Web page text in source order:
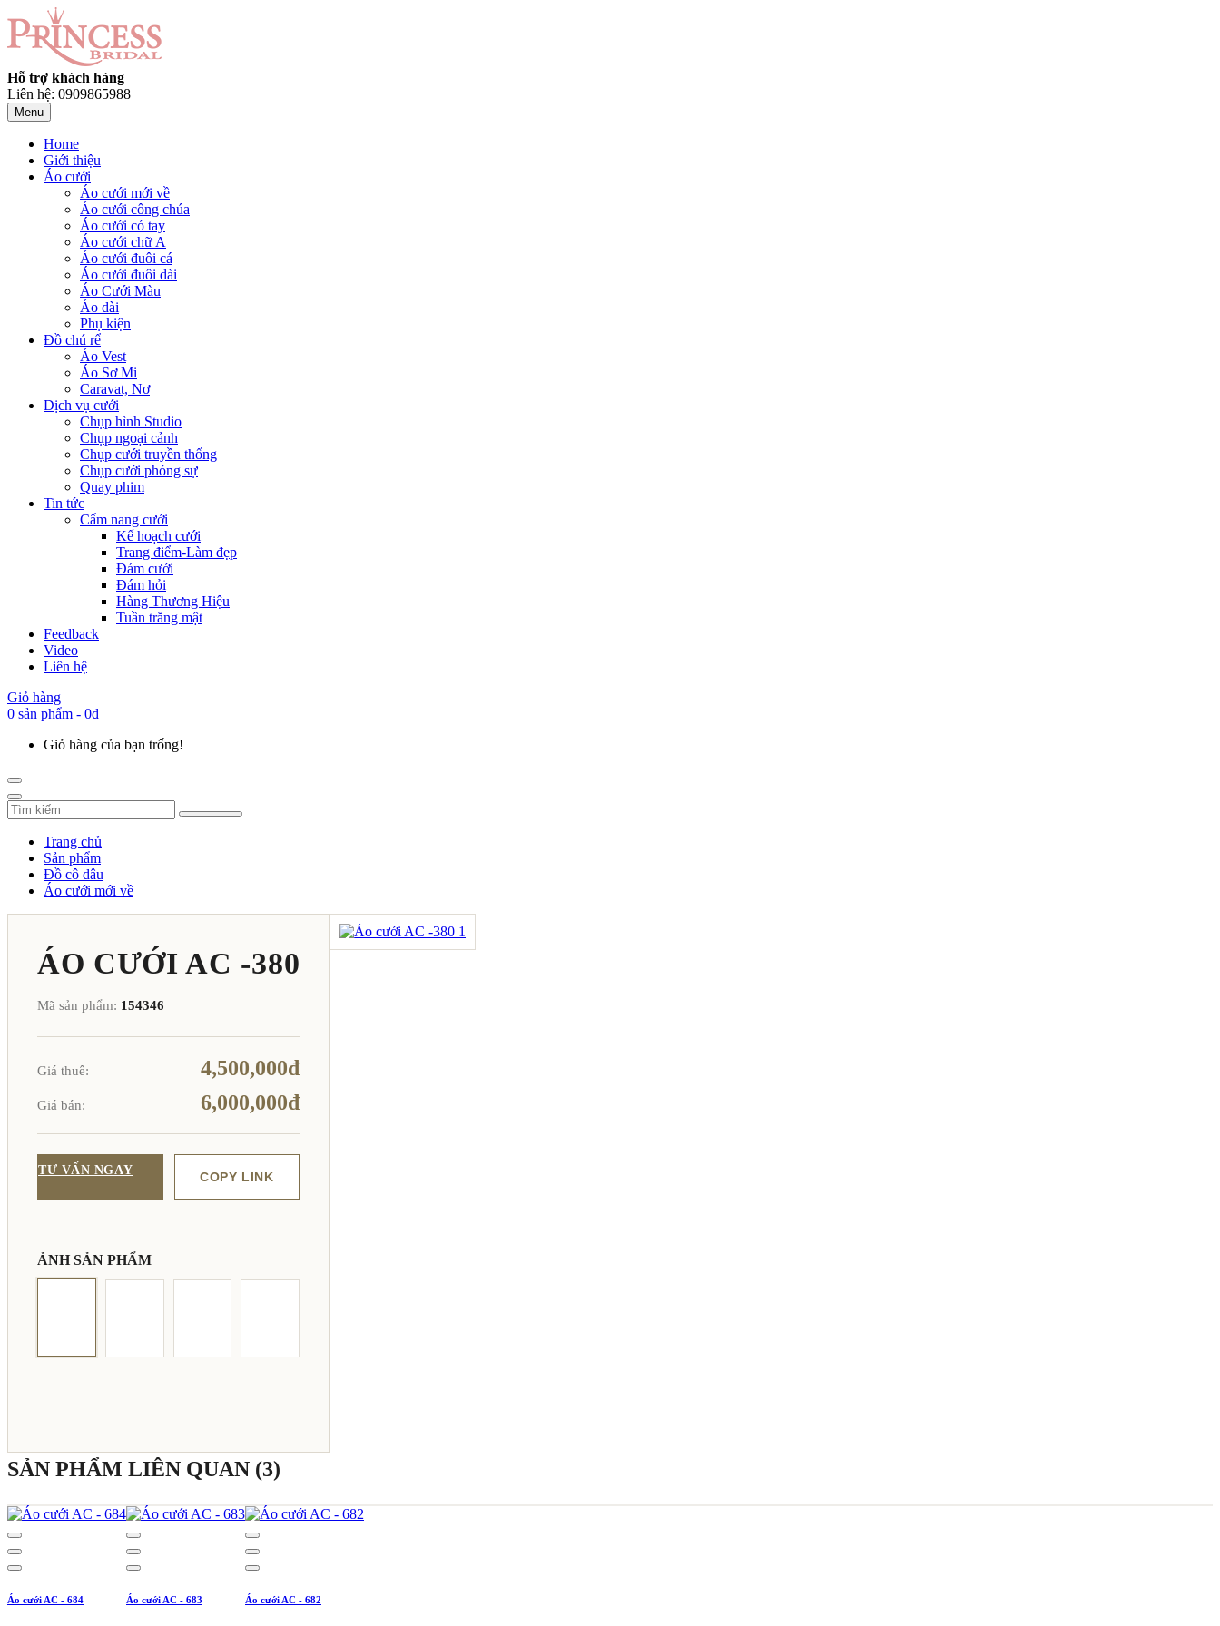
Hỗ trợ khách hàng
Liên hệ: 0909865988
Menu
Home
Giới thiệu
Áo cưới
Áo cưới mới về
Áo cưới công chúa
Áo cưới có tay
Áo cưới chữ A
Áo cưới đuôi cá
Áo cưới đuôi dài
Áo Cưới Màu
Áo dài
Phụ kiện
Đồ chú rể
Áo Vest
Áo Sơ Mi
Caravat, Nơ
Dịch vụ cưới
Chụp hình Studio
Chụp ngoại cảnh
Chụp cưới truyền thống
Chụp cưới phóng sự
Quay phim
Tin tức
Cẩm nang cưới
Kế hoạch cưới
Trang điểm-Làm đẹp
Đám cưới
Đám hỏi
Hàng Thương Hiệu
Tuần trăng mật
Feedback
Video
Liên hệ
Giỏ hàng
0 sản phẩm - 0đ
Giỏ hàng của bạn trống!
Trang chủ
Sản phẩm
Đồ cô dâu
Áo cưới mới về
ÁO CƯỚI AC -380
Mã sản phẩm: 154346
Giá thuê: 4,500,000đ
Giá bán: 6,000,000đ
TƯ VẤN NGAY COPY LINK
ẢNH SẢN PHẨM
SẢN PHẨM LIÊN QUAN (3)
Áo cưới AC - 684 Áo cưới AC - 683 Áo cưới AC - 682